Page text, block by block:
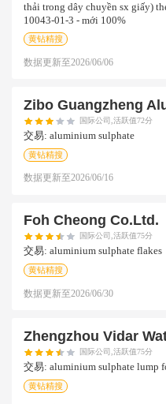
thải trong dây chuyền sx giấy)
10043-01-3 - mới 100%
黄钻精搜
数据更新至2026/06/06
Zibo Guangzheng
国际公司,活跃值72分
交易: aluminium sulphate
黄钻精搜
数据更新至2026/06/16
Foh Cheong Co.ltd.
国际公司,活跃值75分
交易: aluminium sulphate flakes
黄钻精搜
数据更新至2026/06/30
Zhengzhou Vidar
国际公司,活跃值75分
交易: aluminium sulphate lump
黄钻精搜